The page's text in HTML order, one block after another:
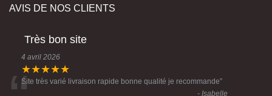
AVIS DE NOS CLIENTS
Très bon site
4 avril 2026
★★★★★
Site très varié livraison rapide bonne qualité je recommande”
- Isabelle